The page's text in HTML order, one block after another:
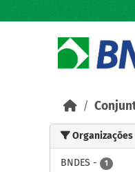
Organizações
BNDES - 1